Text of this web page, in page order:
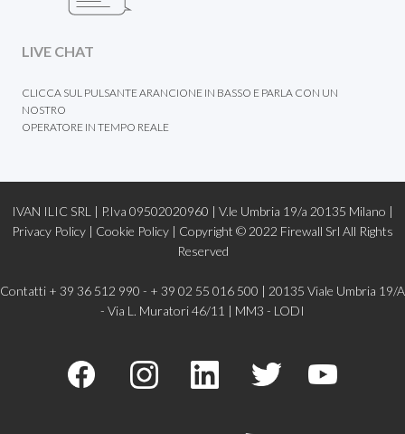
LIVE CHAT
CLICCA SUL PULSANTE ARANCIONE IN BASSO E PARLA CON UN
NOSTRO
OPERATORE IN TEMPO REALE
IVAN ILIC SRL | P.Iva 09502020960 | V.le Umbria 19/a 20135 Milano |
Privacy Policy | Cookie Policy | Copyright © 2022 Firewall Srl All Rights
Reserved
Contatti + 39 36 512 990 - + 39 02 55 016 500 | 20135 Viale Umbria 19/A
- Via L. Muratori 46/11 | MM3 - LODI